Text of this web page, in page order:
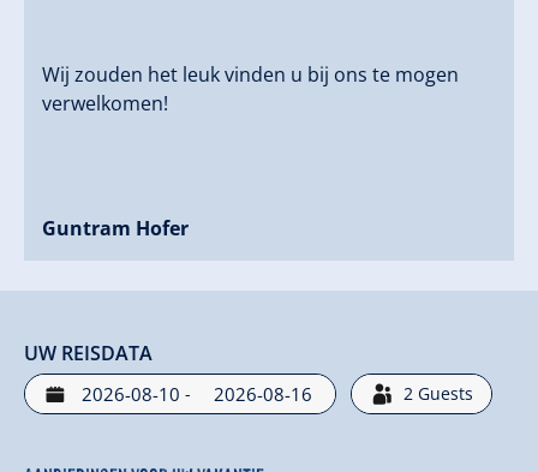
Wij zouden het leuk vinden u bij ons te mogen
verwelkomen!
Guntram Hofer
UW REISDATA
- 2 Guests